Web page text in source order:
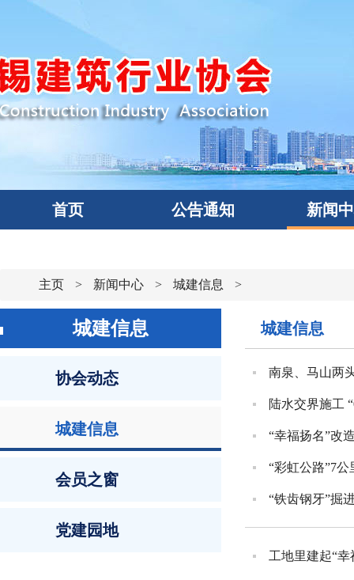
首页 公告通知 新闻
主页 > 新闻中心 > 城建信息 >
城建信息
协会动态
城建信息
会员之窗
党建园地
城建信息
南泉、马山两
陆水交界施工
“幸福扬名”改
“彩虹公路”7公
“铁齿钢牙”掘
工地里建起“幸